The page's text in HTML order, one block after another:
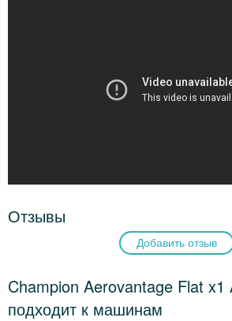
Отзывы
Добавить отзыв
Champion Aerovantage Flat x1
подходит к машинам